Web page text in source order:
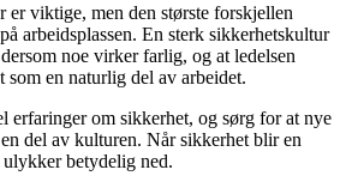
er viktige, men den største forskjellen
arbeidsplassen. En sterk sikkerhetskultur
noe virker farlig, og at ledelsen
som en naturlig del av arbeidet.
erfaringer om sikkerhet, og sørg for at nye
del av kulturen. Når sikkerhet blir en
betydelig ned.